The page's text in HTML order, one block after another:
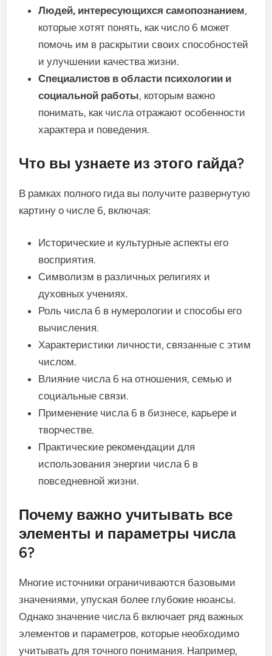
Людей, интересующихся самопознанием,
которые хотят понять, как число 6 может
помочь им в раскрытии своих способностей
и улучшении качества жизни.
Специалистов в области психологии и
социальной работы, которым важно
понимать, как числа отражают особенности
характера и поведения.
Что вы узнаете из этого гайда?
В рамках полного гида вы получите развернутую
картину о числе 6, включая:
Исторические и культурные аспекты его
восприятия.
Символизм в различных религиях и
духовных учениях.
Роль числа 6 в нумерологии и способы его
вычисления.
Характеристики личности, связанные с этим
числом.
Влияние числа 6 на отношения, семью и
социальные связи.
Применение числа 6 в бизнесе, карьере и
творчестве.
Практические рекомендации для
использования энергии числа 6 в
повседневной жизни.
Почему важно учитывать все
элементы и параметры числа
6?
Многие источники ограничиваются базовыми
значениями, упуская более глубокие нюансы.
Однако значение числа 6 включает ряд важных
элементов и параметров, которые необходимо
учитывать для точного понимания. Например,